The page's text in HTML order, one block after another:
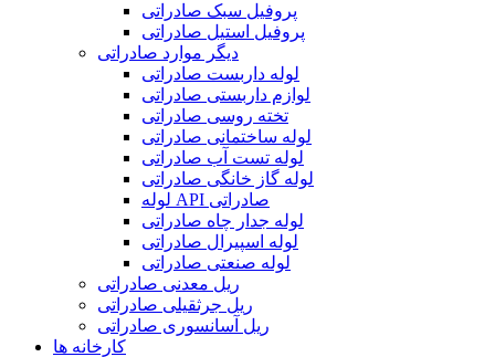
پروفیل سبک صادراتی
پروفیل استیل صادراتی
دیگر موارد صادراتی
لوله داربست صادراتی
لوازم داربستی صادراتی
تخته روسی صادراتی
لوله ساختمانی صادراتی
لوله تست آب صادراتی
لوله گاز خانگی صادراتی
لوله API صادراتی
لوله جدار چاه صادراتی
لوله اسپیرال صادراتی
لوله صنعتی صادراتی
ریل معدنی صادراتی
ریل جرثقیلی صادراتی
ریل آسانسوری صادراتی
کارخانه ها